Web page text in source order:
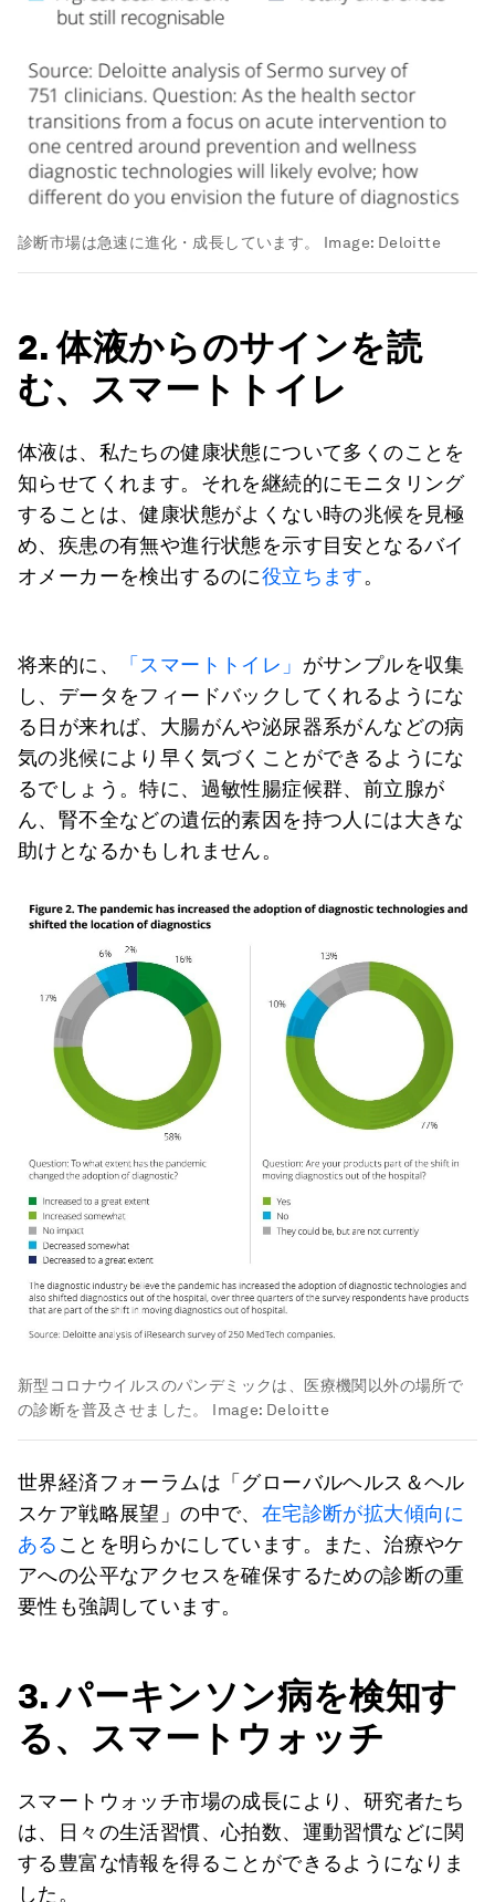
診断市場は急速に進化・成長しています。 Image: Deloitte
2. 体液からのサインを読
む、スマートトイレ
体液は、私たちの健康状態について多くのことを
知らせてくれます。それを継続的にモニタリング
することは、健康状態がよくない時の兆候を見極
め、疾患の有無や進行状態を示す目安となるバイ
オメーカーを検出するのに役立ちます。
将来的に、 「スマートトイレ」 がサンプルを収集
し、データをフィードバックしてくれるようにな
る日が来れば、大腸がんや泌尿器系がんなどの病
気の兆候により早く気づくことができるようにな
るでしょう。特に、過敏性腸症候群、前立腺が
ん、腎不全などの遺伝的素因を持つ人には大きな
助けとなるかもしれません。
新型コロナウイルスのパンデミックは、医療機関以外の場所で
の診断を普及させました。
Image: Deloitte
世界経済フォーラムは「グローバルヘルス＆ヘル
スケア戦略展望」の中で、 在宅診断が拡大傾向に
ある ことを明らかにしています。また、治療やケ
アへの公平なアクセスを確保するための診断の重
要性も強調しています。
3. パーキンソン病を検知す
る、スマートウォッチ
スマートウォッチ市場の成長により、研究者たち
は、日々の生活習慣、心拍数、運動習慣などに関
する豊富な情報を得ることができるようになりま
した。